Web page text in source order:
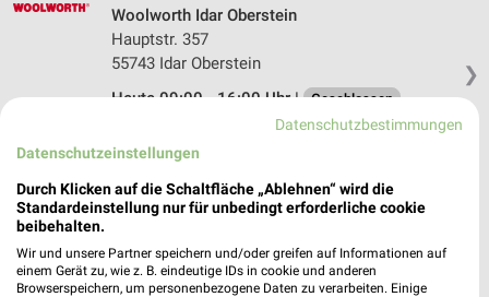
❯
Woolworth Idar Oberstein
Hauptstr. 357
55743 Idar Oberstein
Heute 09:00 - 16:00 Uhr | Geschlossen
Woolworth Worms
Hardtgasse 4
67547 Worms
Heute 09:00 - 19:00 Uhr | Geschlossen
Datenschutzbestimmungen
Datenschutzeinstellungen
Durch Klicken auf die Schaltfläche „Ablehnen“ wird die
Standardeinstellung nur für unbedingt erforderliche cookie
beibehalten.
Wir und unsere Partner speichern und/oder greifen auf Informationen auf
einem Gerät zu, wie z. B. eindeutige IDs in cookie und anderen
Browserspeichern, um personenbezogene Daten zu verarbeiten. Einige